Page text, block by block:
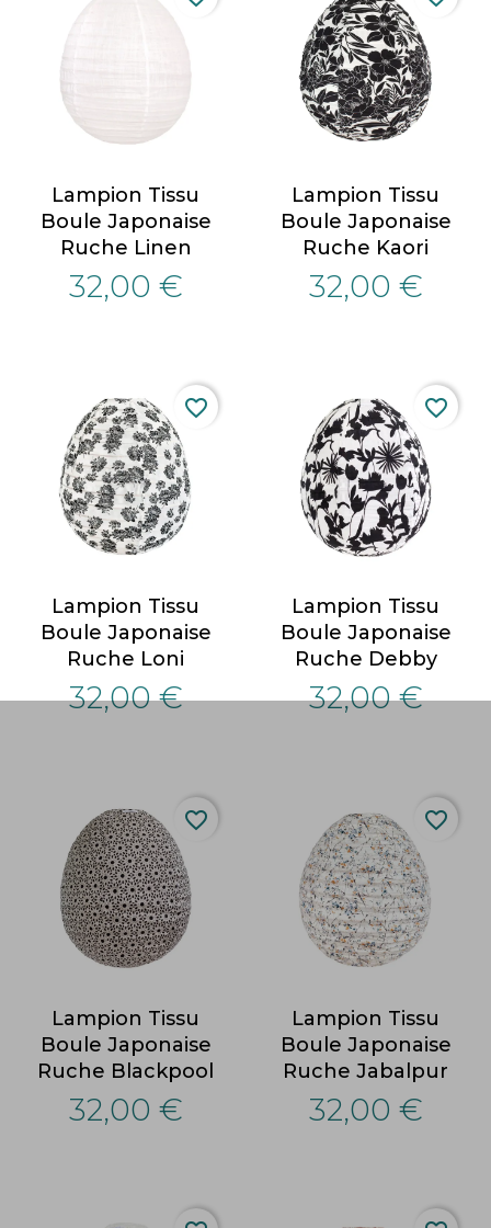
Lampion Tissu
Boule Japonaise
Ruche Linen
32,00 €
Lampion Tissu
Boule Japonaise
Ruche Kaori
32,00 €
Lampion Tissu
Boule Japonaise
Ruche Loni
32,00 €
favorite_border
Lampion Tissu
Boule Japonaise
Ruche Debby
32,00 €
favorite_border
Lampion Tissu
Boule Japonaise
Ruche Blackpool
32,00 €
favorite_border
Lampion Tissu
Boule Japonaise
Ruche Jabalpur
32,00 €
favorite_border